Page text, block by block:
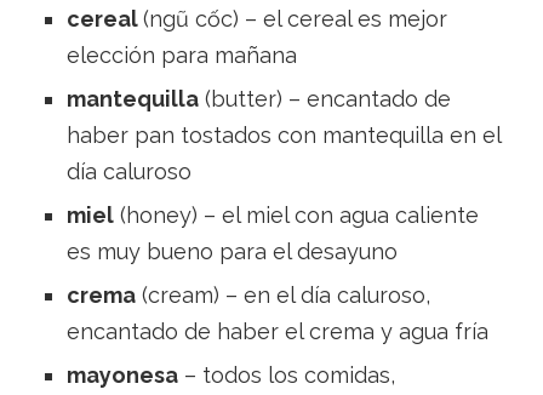
cereal(ngũ cốc) – el cereal es mejor
elección para mañana
mantequilla (butter) – encantado de
haber pan tostados con mantequilla en el
día caluroso
miel (honey) – el miel con agua caliente
es muy bueno para el desayuno
crema (cream) – en el día caluroso,
encantado de haber el crema y agua fría
mayonesa – todos los comidas,